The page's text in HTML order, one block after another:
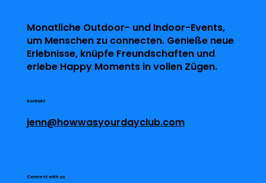
Monatliche Outdoor- und Indoor-Events,
um Menschen zu connecten. Genieße neue
Erlebnisse, knüpfe Freundschaften und
erlebe Happy Moments in vollen Zügen.
Connect with us
Kontakt
jenn@howwasyourdayclub.com